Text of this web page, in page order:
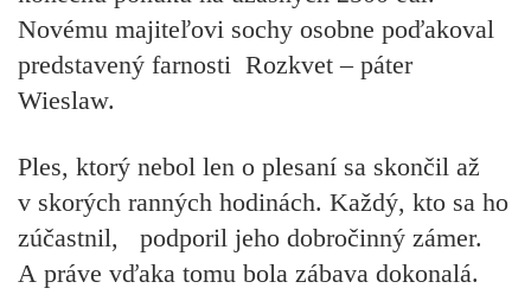
Novému majiteľovi sochy osobne poďakoval
predstavený farnosti Rozkvet – páter
Wieslaw.
Ples, ktorý nebol len o plesaní sa skončil až
v skorých ranných hodinách. Každý, kto sa ho
zúčastnil, podporil jeho dobročinný zámer.
A práve vďaka tomu bola zábava dokonalá.